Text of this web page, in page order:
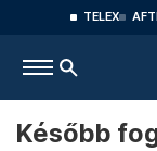
TELEX
Később